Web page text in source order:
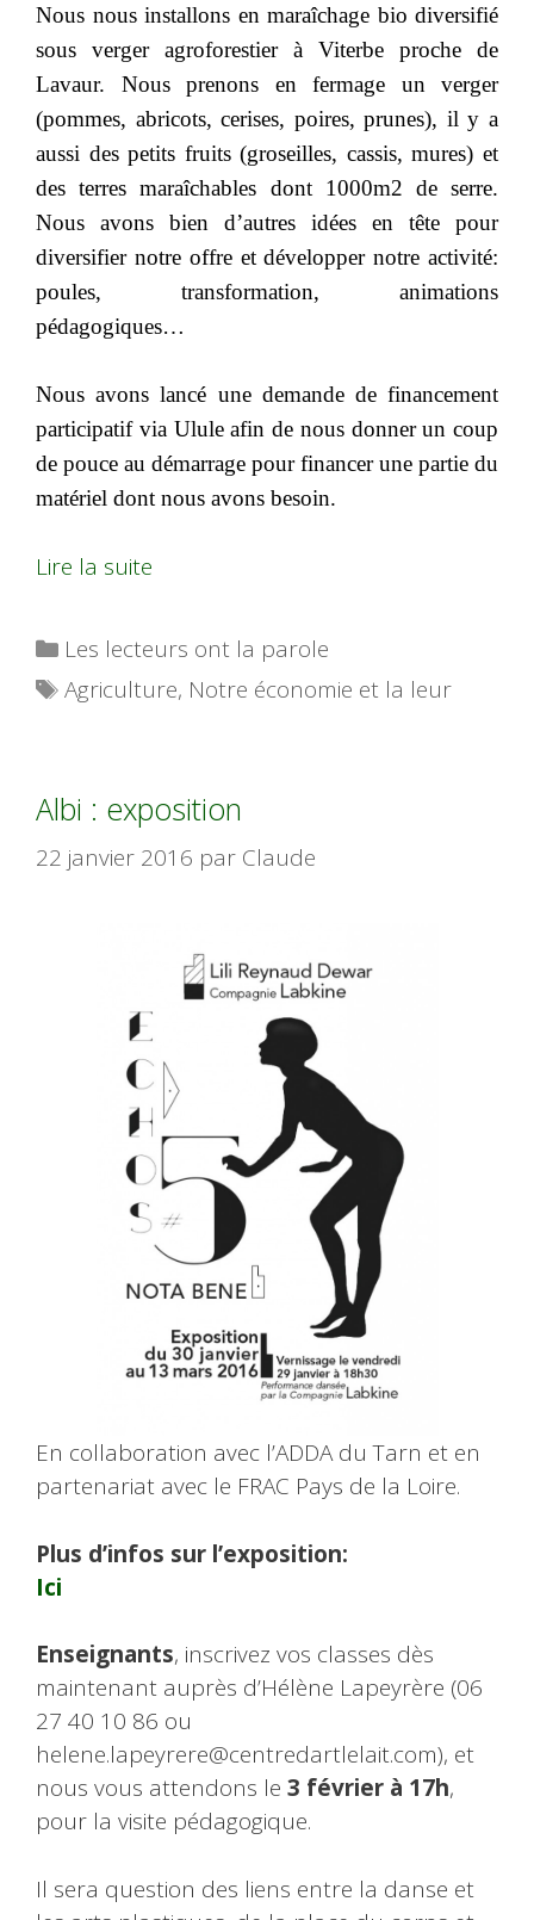
Nous nous installons en maraîchage bio diversifié
sous verger agroforestier à Viterbe proche de
Lavaur. Nous prenons en fermage un verger
(pommes, abricots, cerises, poires, prunes), il y a
aussi des petits fruits (groseilles, cassis, mures) et
des terres maraîchables dont 1000m2 de serre.
Nous avons bien d’autres idées en tête pour
diversifier notre offre et développer notre activité:
poules, transformation, animations
pédagogiques…
Nous avons lancé une demande de financement
participatif via Ulule afin de nous donner un coup
de pouce au démarrage pour financer une partie du
matériel dont nous avons besoin.
Lire la suite
Catégories
Les lecteurs ont la parole
Étiquettes
Agriculture, Notre économie et la leur
Albi : exposition
22 janvier 2016 par Claude
En collaboration avec l’ADDA du Tarn et en
partenariat avec le FRAC Pays de la Loire.
Plus d’infos sur l’exposition:
Ici
Enseignants, inscrivez vos classes dès
maintenant auprès d’Hélène Lapeyrère (06
27 40 10 86 ou
helene.lapeyrere@centredartlelait.com), et
nous vous attendons le 3 février à 17h,
pour la visite pédagogique.
Il sera question des liens entre la danse et